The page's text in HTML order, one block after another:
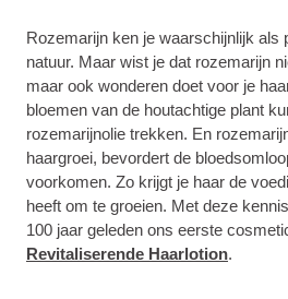
Rozemarijn ken je waarschijnlijk als
natuur. Maar wist je dat rozemarijn
maar ook wonderen doet voor je
bloemen van de houtachtige plant
rozemarijnolie trekken. En
haargroei, bevordert de
voorkomen. Zo krijgt je haar de
heeft om te groeien. Met deze
100 jaar geleden ons eerste
Revitaliserende Haarlotion.